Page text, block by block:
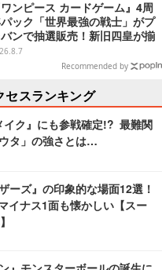
ワンピース カードゲーム』4周
ック「世界最強の戦士」がプ
ンで抽選販売！新旧四皇が揃
み、刃牙作者が描く「カイド
Recommended by
スランキング
イク』にも参戦確定!? 最難関
タ」の強さとは…
ーズ』の印象的な場面12選！
イナス1面も懐かしい【スー